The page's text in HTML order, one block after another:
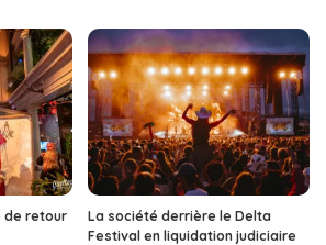
de retour
La société derrière le Delta
Festival en liquidation judiciaire